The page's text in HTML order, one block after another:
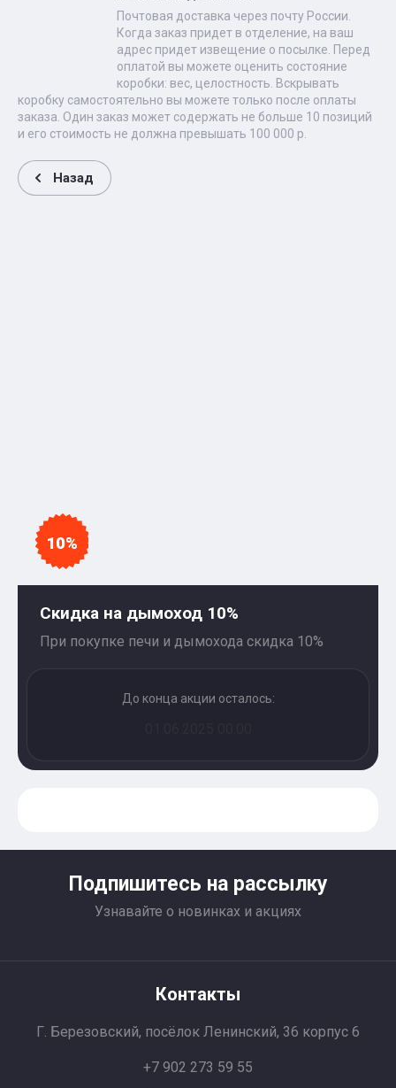
10%
Скидка на дымоход 10%
При покупке печи и дымохода скидка 10%
До конца акции осталось:
Почтовая доставка через почту России.
Когда заказ придет в отделение, на ваш
адрес придет извещение о посылке. Перед
оплатой вы можете оценить состояние
коробки: вес, целостность. Вскрывать
коробку самостоятельно вы можете только после оплаты
заказа. Один заказ может содержать не больше 10 позиций
и его стоимость не должна превышать 100 000 р.
Назад
Подпишитесь на рассылку
Узнавайте о новинках и акциях
Контакты
Г. Березовский, посёлок Ленинский, 36 корпус 6
+7 902 273 59 55